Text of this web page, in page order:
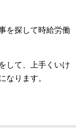
を探して時給労働
して、上手くいけ
なります。